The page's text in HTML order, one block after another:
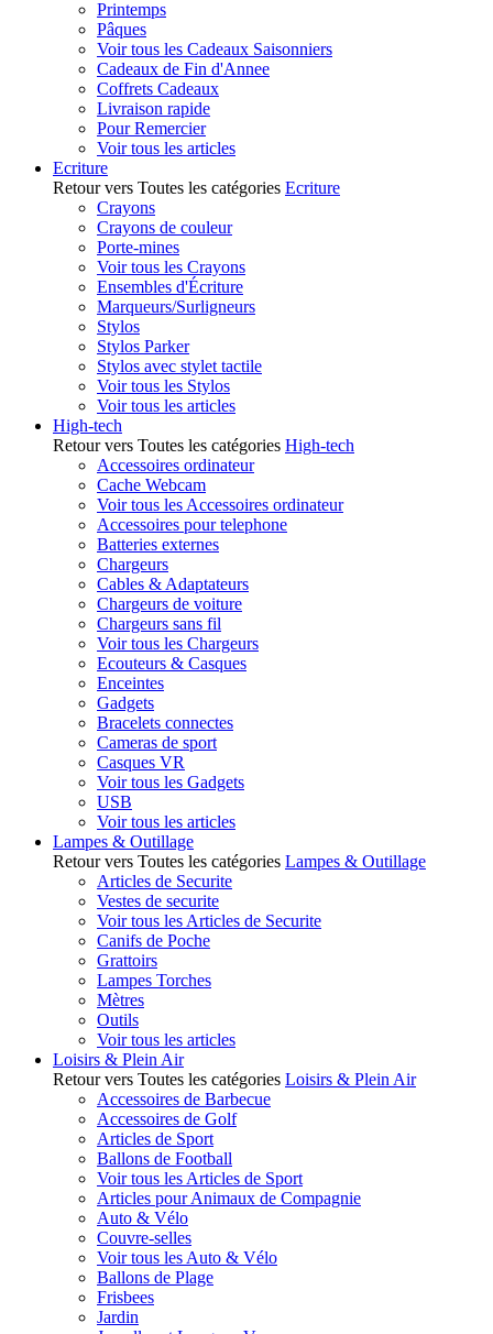
Printemps
Pâques
Voir tous les Cadeaux Saisonniers
Cadeaux de Fin d'Annee
Coffrets Cadeaux
Livraison rapide
Pour Remercier
Voir tous les articles
Ecriture
Retour vers Toutes les catégories Ecriture
Crayons
Crayons de couleur
Porte-mines
Voir tous les Crayons
Ensembles d'Écriture
Marqueurs/Surligneurs
Stylos
Stylos Parker
Stylos avec stylet tactile
Voir tous les Stylos
Voir tous les articles
High-tech
Retour vers Toutes les catégories High-tech
Accessoires ordinateur
Cache Webcam
Voir tous les Accessoires ordinateur
Accessoires pour telephone
Batteries externes
Chargeurs
Cables & Adaptateurs
Chargeurs de voiture
Chargeurs sans fil
Voir tous les Chargeurs
Ecouteurs & Casques
Enceintes
Gadgets
Bracelets connectes
Cameras de sport
Casques VR
Voir tous les Gadgets
USB
Voir tous les articles
Lampes & Outillage
Retour vers Toutes les catégories Lampes & Outillage
Articles de Securite
Vestes de securite
Voir tous les Articles de Securite
Canifs de Poche
Grattoirs
Lampes Torches
Mètres
Outils
Voir tous les articles
Loisirs & Plein Air
Retour vers Toutes les catégories Loisirs & Plein Air
Accessoires de Barbecue
Accessoires de Golf
Articles de Sport
Ballons de Football
Voir tous les Articles de Sport
Articles pour Animaux de Compagnie
Auto & Vélo
Couvre-selles
Voir tous les Auto & Vélo
Ballons de Plage
Frisbees
Jardin